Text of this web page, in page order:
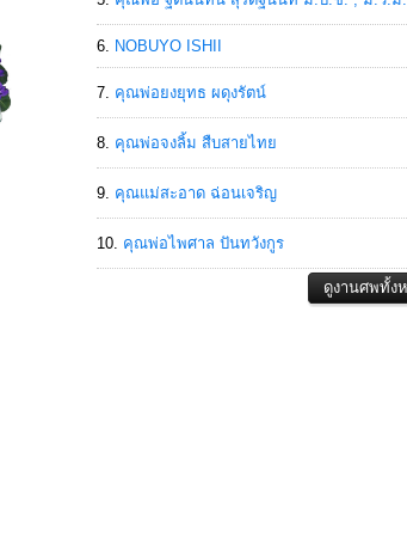
NOBUYO ISHII
คุณพ่อยงยุทธ ผดุงรัตน์
คุณพ่อจงลิ้ม สืบสายไทย
คุณแม่สะอาด ฉ่อนเจริญ
คุณพ่อไพศาล ปันทวังกูร